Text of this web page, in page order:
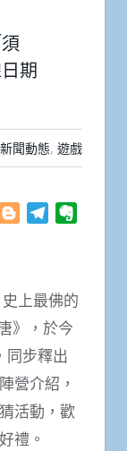
期
新聞動態, 遊戲
Plurk BloggerTelegram
上最佛的
》，於今
同步釋出
營介紹，
活動，歡
禮。